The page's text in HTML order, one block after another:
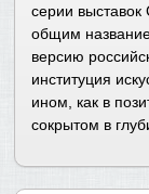
серии выставок
общим
версию
институция
ином, как в
сокрытом в